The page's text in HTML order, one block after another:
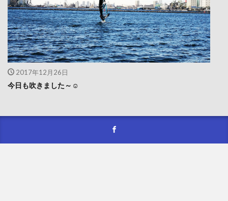
2017年12月26日
今日も吹きました～☺️